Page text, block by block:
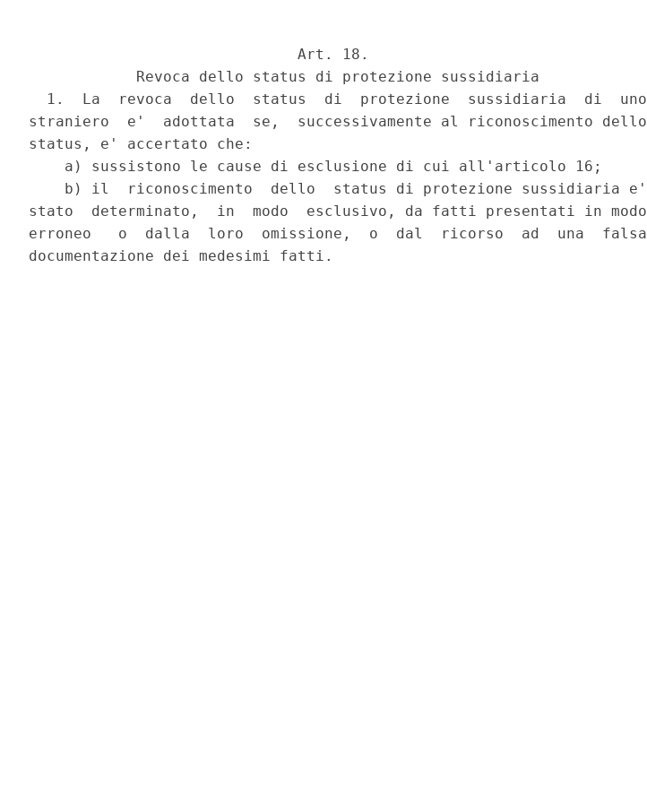
                              Art. 18.
            Revoca dello status di protezione sussidiaria
  1.  La  revoca  dello  status  di  protezione  sussidiaria  di  uno
straniero  e'  adottata  se,  successivamente al riconoscimento dello
status, e' accertato che:
    a) sussistono le cause di esclusione di cui all'articolo 16;
    b) il  riconoscimento  dello  status di protezione sussidiaria e'
stato  determinato,  in  modo  esclusivo, da fatti presentati in modo
erroneo   o  dalla  loro  omissione,  o  dal  ricorso  ad  una  falsa